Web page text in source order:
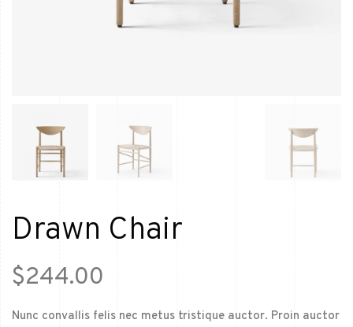
Drawn Chair
$244.00
Nunc convallis felis nec metus tristique auctor. Proin auctor